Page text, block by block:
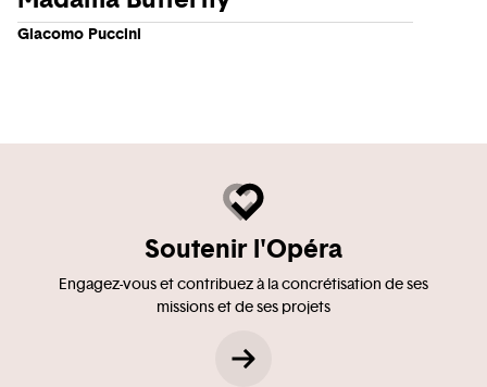
Giacomo Puccini
Soutenir l'Opéra
Engagez-vous et contribuez à la concrétisation de ses
missions et de ses projets